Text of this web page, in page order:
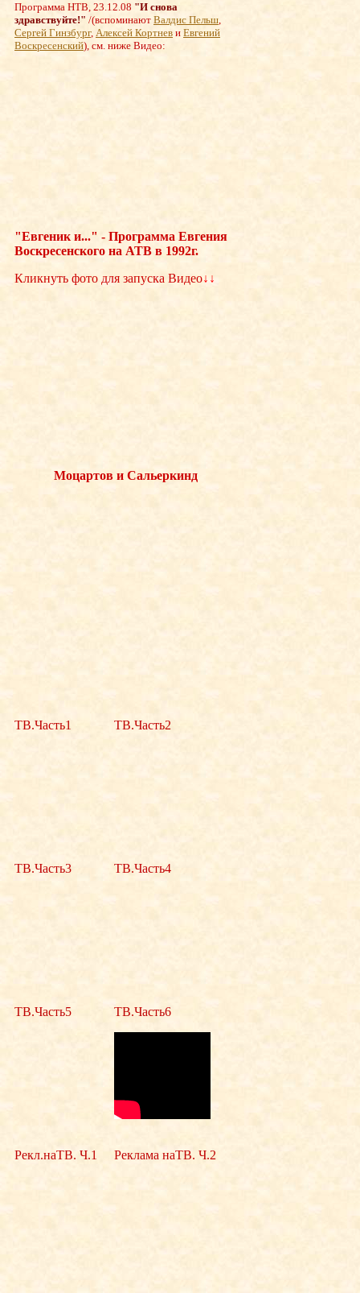
Программа НТВ, 23.12.08 "И снова
здравствуйте!" /(вспоминают Валдис Пельш,
Сергей Гинзбург, Алексей Кортнев и Евгений
Воскресенский), см. ниже Видео:
"Евгеник и..." - Программа Евгения
Воскресенского на АТВ в 1992г.
Кликнуть фото для запуска Видео↓↓
Моцартов и Сальеркинд
ТВ.Часть1 ТВ.Часть2
ТВ.Часть3 ТВ.Часть4
ТВ.Часть5 ТВ.Часть6
Рекл.наТВ. Ч.1 Реклама наТВ. Ч.2